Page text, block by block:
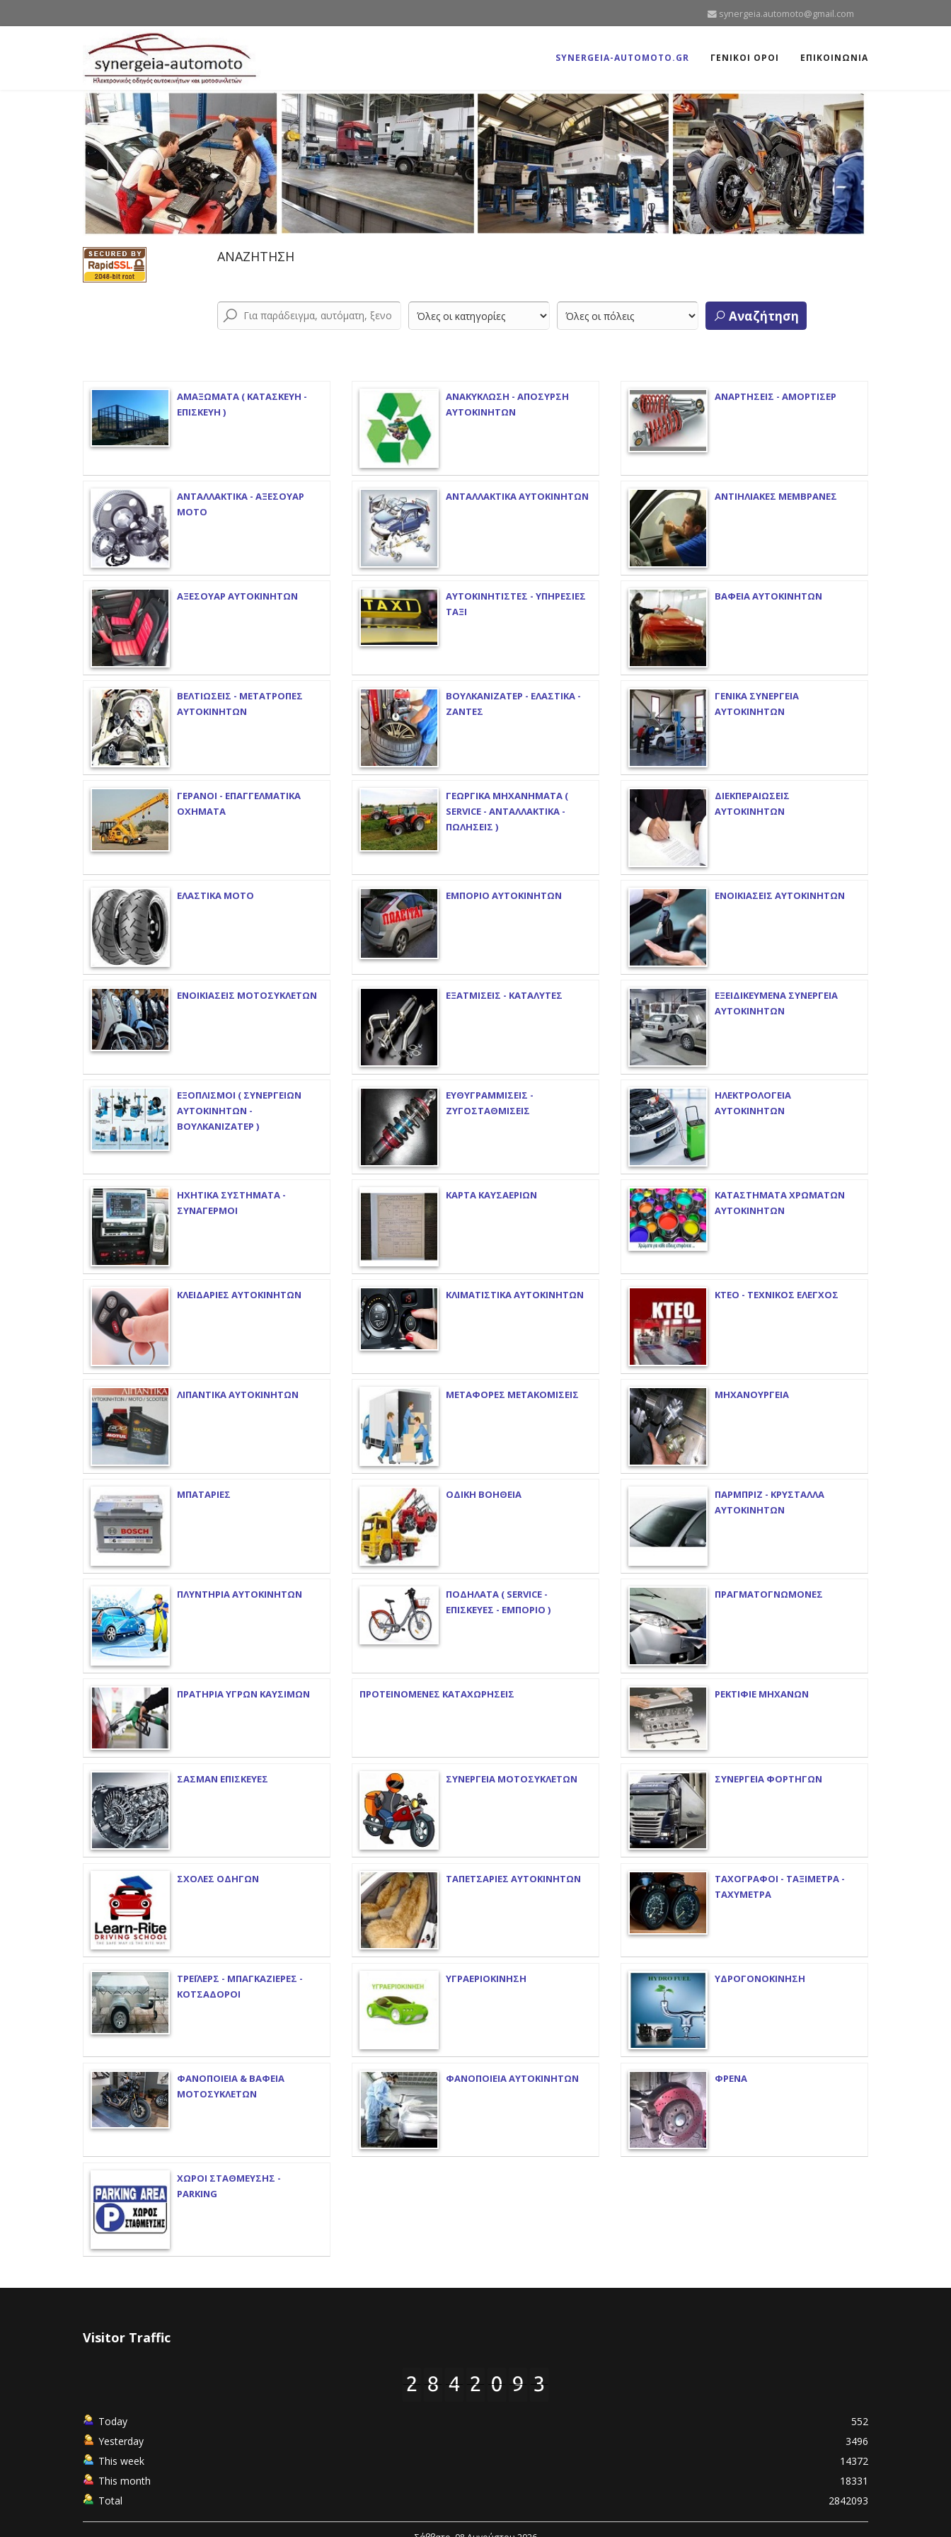
synergeia.automoto@gmail.com
SYNERGEIA-AUTOMOTO.GR ΓΕΝΙΚΟΙ ΟΡΟΙ ΕΠΙΚΟΙΝΩΝΙΑ
ΑΝΑΖΗΤΗΣΗ
Αναζήτηση
ΑΜΑΞΩΜΑΤΑ ( ΚΑΤΑΣΚΕΥΗ -
ΕΠΙΣΚΕΥΗ )
ΑΝΑΚΥΚΛΩΣΗ - ΑΠΟΣΥΡΣΗ
ΑΥΤΟΚΙΝΗΤΩΝ
ΑΝΑΡΤΗΣΕΙΣ - ΑΜΟΡΤΙΣΕΡ
ΑΝΤΑΛΛΑΚΤΙΚΑ - ΑΞΕΣΟΥΑΡ
ΜΟΤΟ
ΑΝΤΑΛΛΑΚΤΙΚΑ ΑΥΤΟΚΙΝΗΤΩΝ ΑΝΤΙΗΛΙΑΚΕΣ ΜΕΜΒΡΑΝΕΣ
ΑΞΕΣΟΥΑΡ ΑΥΤΟΚΙΝΗΤΩΝ
ΑΥΤΟΚΙΝΗΤΙΣΤΕΣ - ΥΠΗΡΕΣΙΕΣ
ΤΑΞΙ
ΒΑΦΕΙΑ ΑΥΤΟΚΙΝΗΤΩΝ
ΒΕΛΤΙΩΣΕΙΣ - ΜΕΤΑΤΡΟΠΕΣ
ΑΥΤΟΚΙΝΗΤΩΝ
ΒΟΥΛΚΑΝΙΖΑΤΕΡ - ΕΛΑΣΤΙΚΑ -
ΖΑΝΤΕΣ
ΓΕΝΙΚΑ ΣΥΝΕΡΓΕΙΑ
ΑΥΤΟΚΙΝΗΤΩΝ
ΓΕΡΑΝΟΙ - ΕΠΑΓΓΕΛΜΑΤΙΚΑ
ΟΧΗΜΑΤΑ
ΓΕΩΡΓΙΚΑ ΜΗΧΑΝΗΜΑΤΑ (
SERVICE - ΑΝΤΑΛΛΑΚΤΙΚΑ -
ΠΩΛΗΣΕΙΣ )
ΔΙΕΚΠΕΡΑΙΩΣΕΙΣ
ΑΥΤΟΚΙΝΗΤΩΝ
ΕΛΑΣΤΙΚΑ ΜΟΤΟ ΕΜΠΟΡΙΟ ΑΥΤΟΚΙΝΗΤΩΝ ΕΝΟΙΚΙΑΣΕΙΣ ΑΥΤΟΚΙΝΗΤΩΝ
ΕΝΟΙΚΙΑΣΕΙΣ ΜΟΤΟΣΥΚΛΕΤΩΝ ΕΞΑΤΜΙΣΕΙΣ - ΚΑΤΑΛΥΤΕΣ
ΕΞΕΙΔΙΚΕΥΜΕΝΑ ΣΥΝΕΡΓΕΙΑ
ΑΥΤΟΚΙΝΗΤΩΝ
ΕΞΟΠΛΙΣΜΟΙ ( ΣΥΝΕΡΓΕΙΩΝ
ΑΥΤΟΚΙΝΗΤΩΝ -
ΒΟΥΛΚΑΝΙΖΑΤΕΡ )
ΕΥΘΥΓΡΑΜΜΙΣΕΙΣ -
ΖΥΓΟΣΤΑΘΜΙΣΕΙΣ
ΗΛΕΚΤΡΟΛΟΓΕΙΑ
ΑΥΤΟΚΙΝΗΤΩΝ
ΗΧΗΤΙΚΑ ΣΥΣΤΗΜΑΤΑ -
ΣΥΝΑΓΕΡΜΟΙ
ΚΑΡΤΑ ΚΑΥΣΑΕΡΙΩΝ
ΚΑΤΑΣΤΗΜΑΤΑ ΧΡΩΜΑΤΩΝ
ΑΥΤΟΚΙΝΗΤΩΝ
ΚΛΕΙΔΑΡΙΕΣ ΑΥΤΟΚΙΝΗΤΩΝ ΚΛΙΜΑΤΙΣΤΙΚΑ ΑΥΤΟΚΙΝΗΤΩΝ ΚΤΕΟ - ΤΕΧΝΙΚΟΣ ΕΛΕΓΧΟΣ
ΛΙΠΑΝΤΙΚΑ ΑΥΤΟΚΙΝΗΤΩΝ ΜΕΤΑΦΟΡΕΣ ΜΕΤΑΚΟΜΙΣΕΙΣ ΜΗΧΑΝΟΥΡΓΕΙΑ
ΜΠΑΤΑΡΙΕΣ ΟΔΙΚΗ ΒΟΗΘΕΙΑ
ΠΑΡΜΠΡΙΖ - ΚΡΥΣΤΑΛΛΑ
ΑΥΤΟΚΙΝΗΤΩΝ
ΠΛΥΝΤΗΡΙΑ ΑΥΤΟΚΙΝΗΤΩΝ
ΠΟΔΗΛΑΤΑ ( SERVICE -
ΕΠΙΣΚΕΥΕΣ - ΕΜΠΟΡΙΟ )
ΠΡΑΓΜΑΤΟΓΝΩΜΟΝΕΣ
ΠΡΑΤΗΡΙΑ ΥΓΡΩΝ ΚΑΥΣΙΜΩΝ ΠΡΟΤΕΙΝΟΜΕΝΕΣ ΚΑΤΑΧΩΡΗΣΕΙΣ ΡΕΚΤΙΦΙΕ ΜΗΧΑΝΩΝ
ΣΑΣΜΑΝ ΕΠΙΣΚΕΥΕΣ ΣΥΝΕΡΓΕΙΑ ΜΟΤΟΣΥΚΛΕΤΩΝ ΣΥΝΕΡΓΕΙΑ ΦΟΡΤΗΓΩΝ
ΣΧΟΛΕΣ ΟΔΗΓΩΝ ΤΑΠΕΤΣΑΡΙΕΣ ΑΥΤΟΚΙΝΗΤΩΝ
ΤΑΧΟΓΡΑΦΟΙ - ΤΑΞΙΜΕΤΡΑ -
ΤΑΧΥΜΕΤΡΑ
ΤΡΕΪΛΕΡΣ - ΜΠΑΓΚΑΖΙΕΡΕΣ -
ΚΟΤΣΑΔΟΡΟΙ
ΥΓΡΑΕΡΙΟΚΙΝΗΣΗ ΥΔΡΟΓΟΝΟΚΙΝΗΣΗ
ΦΑΝΟΠΟΙΕΙΑ & ΒΑΦΕΙΑ
ΜΟΤΟΣΥΚΛΕΤΩΝ
ΦΑΝΟΠΟΙΕΙΑ ΑΥΤΟΚΙΝΗΤΩΝ ΦΡΕΝΑ
ΧΩΡΟΙ ΣΤΑΘΜΕΥΣΗΣ -
PARKING
Visitor Traffic
Today
552
Yesterday
3496
This week
14372
This month
18331
Total
2842093